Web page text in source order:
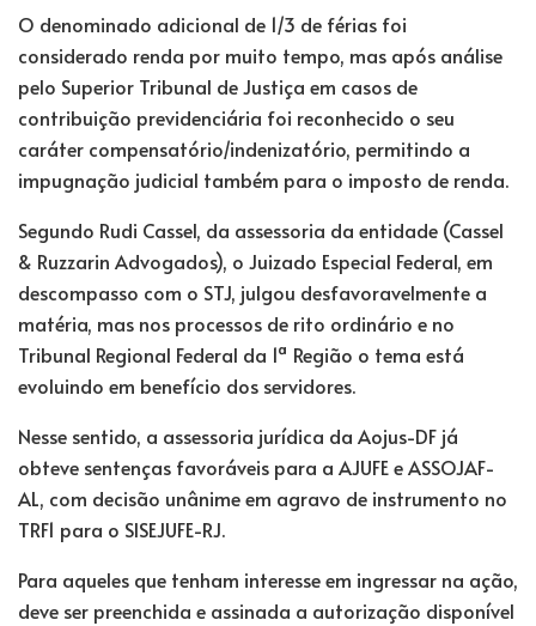
O denominado adicional de 1/3 de férias foi
considerado renda por muito tempo, mas após análise
pelo Superior Tribunal de Justiça em casos de
contribuição previdenciária foi reconhecido o seu
caráter compensatório/indenizatório, permitindo a
impugnação judicial também para o imposto de renda.
Segundo Rudi Cassel, da assessoria da entidade (Cassel
& Ruzzarin Advogados), o Juizado Especial Federal, em
descompasso com o STJ, julgou desfavoravelmente a
matéria, mas nos processos de rito ordinário e no
Tribunal Regional Federal da 1ª Região o tema está
evoluindo em benefício dos servidores.
Nesse sentido, a assessoria jurídica da Aojus-DF já
obteve sentenças favoráveis para a AJUFE e ASSOJAF-
AL, com decisão unânime em agravo de instrumento no
TRF1 para o SISEJUFE-RJ.
Para aqueles que tenham interesse em ingressar na ação,
deve ser preenchida e assinada a autorização disponível